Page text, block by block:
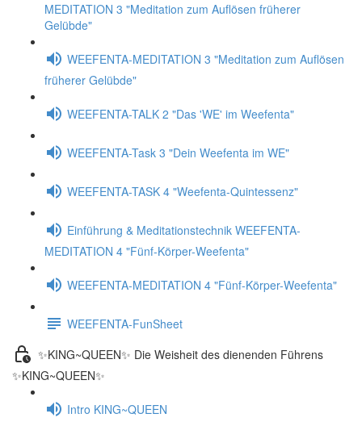
MEDITATION 3 "Meditation zum Auflösen früherer
Gelübde"
WEEFENTA-MEDITATION 3 "Meditation zum Auflösen
früherer Gelübde"
WEEFENTA-TALK 2 "Das 'WE' im Weefenta"
WEEFENTA-Task 3 "Dein Weefenta im WE"
WEEFENTA-TASK 4 "Weefenta-Quintessenz"
Einführung & Meditationstechnik WEEFENTA-
MEDITATION 4 "Fünf-Körper-Weefenta"
WEEFENTA-MEDITATION 4 "Fünf-Körper-Weefenta"
WEEFENTA-FunSheet
✨KING~QUEEN✨ Die Weisheit des dienenden Führens
✨KING~QUEEN✨
Intro KING~QUEEN